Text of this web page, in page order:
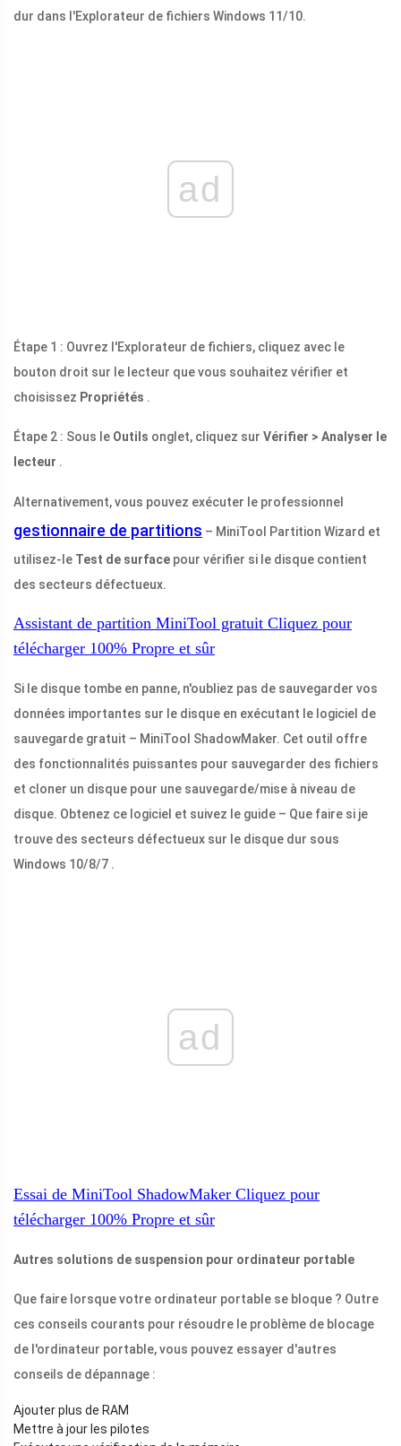
dur dans l'Explorateur de fichiers Windows 11/10.
ad
Étape 1 : Ouvrez l'Explorateur de fichiers, cliquez avec le
bouton droit sur le lecteur que vous souhaitez vérifier et
choisissez Propriétés .
Étape 2 : Sous le Outils onglet, cliquez sur Vérifier > Analyser le
lecteur .
Alternativement, vous pouvez exécuter le professionnel
gestionnaire de partitions – MiniTool Partition Wizard et
utilisez-le Test de surface pour vérifier si le disque contient
des secteurs défectueux.
Assistant de partition MiniTool gratuit Cliquez pour
télécharger 100% Propre et sûr
Si le disque tombe en panne, n'oubliez pas de sauvegarder vos
données importantes sur le disque en exécutant le logiciel de
sauvegarde gratuit – MiniTool ShadowMaker. Cet outil offre
des fonctionnalités puissantes pour sauvegarder des fichiers
et cloner un disque pour une sauvegarde/mise à niveau de
disque. Obtenez ce logiciel et suivez le guide – Que faire si je
trouve des secteurs défectueux sur le disque dur sous
Windows 10/8/7 .
ad
Essai de MiniTool ShadowMaker Cliquez pour
télécharger 100% Propre et sûr
Autres solutions de suspension pour ordinateur portable
Que faire lorsque votre ordinateur portable se bloque ? Outre
ces conseils courants pour résoudre le problème de blocage
de l'ordinateur portable, vous pouvez essayer d'autres
conseils de dépannage :
Ajouter plus de RAM
Mettre à jour les pilotes